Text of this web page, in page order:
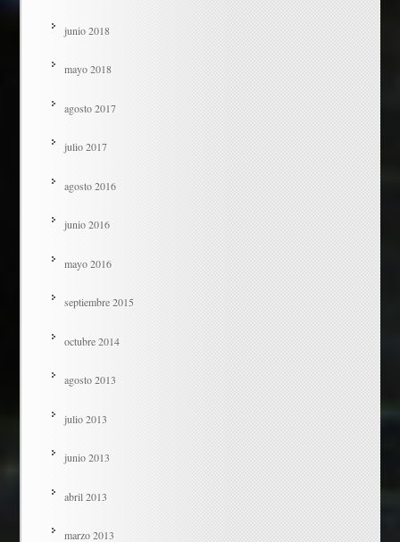
junio 2018
mayo 2018
agosto 2017
julio 2017
agosto 2016
junio 2016
mayo 2016
septiembre 2015
octubre 2014
agosto 2013
julio 2013
junio 2013
abril 2013
marzo 2013